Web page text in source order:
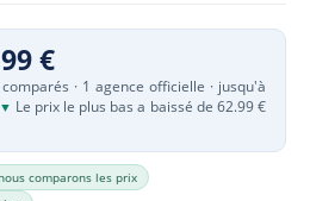
€
· 1 agence officielle · jusqu'à
▼ Le prix le plus bas a baissé de 62.99 €
comparons les prix